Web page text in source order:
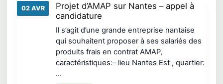
02 AVR
Projet d’AMAP sur Nantes – appel à
candidature
Il s’agit d’une grande entreprise nantaise
qui souhaitent proposer à ses salariés des
produits frais en contrat AMAP,
caractéristiques:– lieu Nantes Est , quartier:
…